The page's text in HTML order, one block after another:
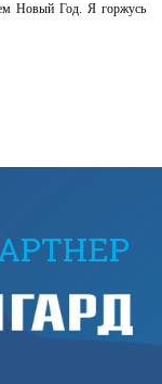
Новый Год. Я горжусь